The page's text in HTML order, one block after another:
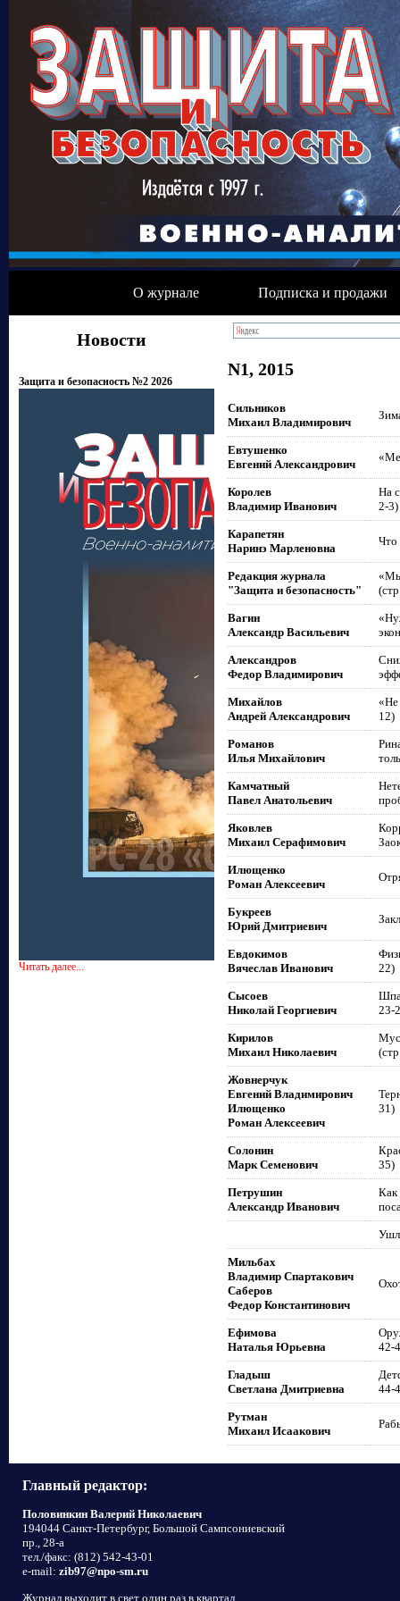
О журнале Подписка и продажи
Новости
Защита и безопасность №2 2026
Читать далее...
N1, 2015
Сильников
Михаил Владимирович
Евтушенко
Евгений Александрович
Королев
Владимир Иванович
На
2-3)
Карапетян
Наринэ Марленовна
Что
Редакция журнала
"Защита и безопасность"
«Мы
Вагин
Александр Васильевич
Александров
Федор Владимирович
Михайлов
Андрей Александрович
«Не
12)
Романов
Илья Михайлович
Камчатный
Павел Анатольевич
Яковлев
Михаил Серафимович
Илющенко
Роман Алексеевич
Букреев
Юрий Дмитриевич
Евдокимов
Вячеслав Иванович
22)
Сысоев
Николай Георгиевич
23-
Кирилов
Михаил Николаевич
Жовнерчук
Евгений Владимирович
Илющенко
Роман Алексеевич
31)
Солонин
Марк Семенович
35)
Петрушин
Александр Иванович
Как
Мильбах
Владимир Спартакович
Саберов
Федор Константинович
Ефимова
Наталья Юрьевна
42-
Гладыш
Светлана Дмитриевна
44-
Рутман
Михаил Исаакович
Главный редактор:
Половинкин Валерий Николаевич
194044 Санкт-Петербург, Большой Сампсониевский
пр., 28-а
тел./факс: (812) 542-43-01
e-mail: zib97@npo-sm.ru
Журнал выходит в свет один раз в квартал